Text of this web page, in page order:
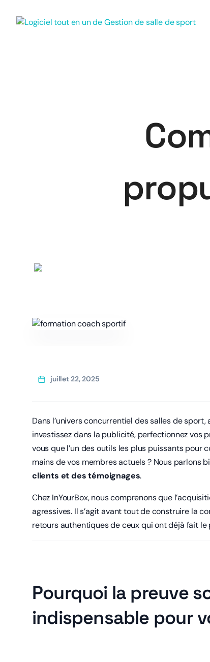
juillet 22, 2025
Dans l’univers concurrentiel des salles de
investissez dans la publicité, perfectionnez vos
vous que l’un des outils les plus puissants
mains de vos membres actuels ? Nous parlons
clients et des témoignages.
Chez InYourBox, nous comprenons que
agressives. Il s’agit avant tout de construire la
retours authentiques de ceux qui ont déjà fait
Pourquoi la preuve
indispensable pour